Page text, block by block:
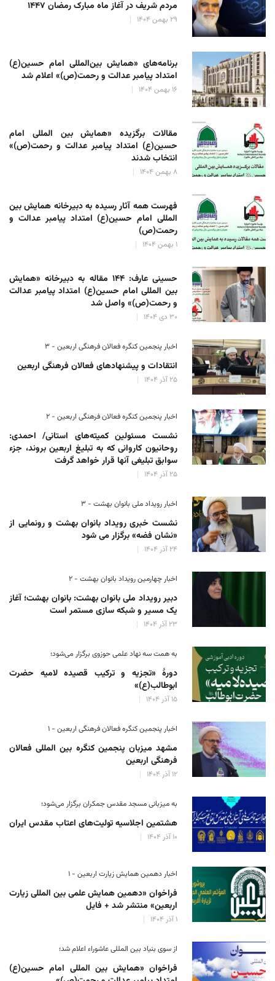
مردم شریف در آغاز ماه مبارک رمضان ۱۴۴۷
۲۹ بهمن ۱۴۰۴
برنامه‌های «همایش بین‌المللی امام حسین(ع)
امتداد پیامبر عدالت و رحمت(ص)» اعلام شد
۱۶ بهمن ۱۴۰۴
مقالات برگزیده «همایش بین المللی امام
حسین(ع) امتداد پیامبر عدالت و رحمت(ص)»
انتخاب شدند
۸ بهمن ۱۴۰۴
فهرست همه آثار رسیده به دبیرخانه همایش بین
المللی امام حسین(ع) امتداد پیامبر عدالت و
رحمت(ص)
۱ بهمن ۱۴۰۴
حسینی عارف: ۱۴۴ مقاله به دبیرخانه «همایش
بین المللی امام حسین(ع) امتداد پیامبر عدالت
و رحمت(ص)» واصل شد
۳۰ دی ۱۴۰۴
اخبار پنجمین کنگره فعالان فرهنگی اربعین - ۳
انتقادات و پیشنهادهای فعالان فرهنگی اربعین
۲۵ آذر ۱۴۰۴
اخبار پنجمین کنگره فعالان فرهنگی اربعین - ۲
نشست مسئولین کمیته‌های استانی/ احمدی:
روحانیون کاروانی که به تبلیغ اربعین بروند، جزء
سوابق تبلیغی آنها قرار خواهد گرفت
۲۵ آذر ۱۴۰۴
اخبار رویداد ملی بانوان بهشت - ۳
نشست خبری رویداد بانوان بهشت و رونمایی از
«نشان فضه» برگزار می شود
۲۴ آذر ۱۴۰۴
اخبار چهارمین رویداد بانوان بهشت - ۲
دبیر رویداد ملی بانوان بهشت: بانوان بهشت؛ آغاز
یک مسیر و شبکه سازی مستمر است
۲۳ آذر ۱۴۰۴
به همت سه نهاد علمی حوزوی برگزار می‌شود؛
دورهٔ «تجزیه و ترکیب قصیده لامیه حضرت
ابوطالب(ع)»
۱۵ آذر ۱۴۰۴
اخبار پنجمین کنگره فعالان فرهنگی اربعین - ۱
مشهد میزبان پنجمین کنگره بین المللی فعالان
فرهنگی اربعین
۱۲ آذر ۱۴۰۴
به میزبانی مسجد مقدس جمکران برگزار می‌شود؛
هشتمین اجلاسیه تولیت‌های اعتاب مقدس ایران
۱۰ آذر ۱۴۰۴
اخبار دهمین همایش زیارت اربعین - ۱
فراخوان «دهمین همایش علمی بین المللی زیارت
اربعین» منتشر شد + فایل
۱ آذر ۱۴۰۴
از سوی بنیاد بین المللی عاشوراء اعلام شد؛
فراخوان «همایش بین المللی امام حسین(ع)